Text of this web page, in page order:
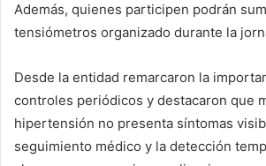
Además, quienes participen podrán
tensiómetros organizado durante la
Desde la entidad remarcaron la
controles periódicos y destacaron que
hipertensión no presenta síntomas
seguimiento médico y la detección